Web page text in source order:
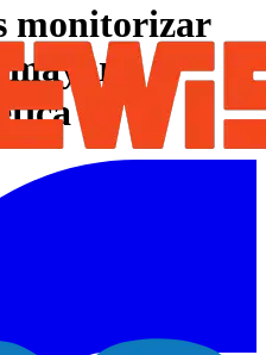
monitorizar